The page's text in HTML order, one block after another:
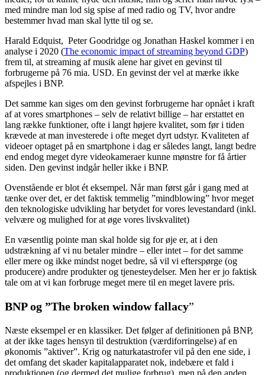
med mindre man lod sig spise af med radio og TV, hvor andre
bestemmer hvad man skal lytte til og se.
Harald Edquist, Peter Goodridge og Jonathan Haskel kommer i en
analyse i 2020 (The economic impact of streaming beyond GDP)
frem til, at streaming af musik alene har givet en gevinst til
forbrugerne på 76 mia. USD. En gevinst der vel at mærke ikke
afspejles i BNP.
Det samme kan siges om den gevinst forbrugerne har opnået i kraft
af at vores smartphones – selv de relativt billige – har erstattet en
lang række funktioner, ofte i langt højere kvalitet, som før i tiden
krævede at man investerede i ofte meget dyrt udstyr. Kvaliteten af
videoer optaget på en smartphone i dag er således langt, langt bedre
end endog meget dyre videokameraer kunne mønstre for få årtier
siden. Den gevinst indgår heller ikke i BNP.
Ovenstående er blot ét eksempel. Når man først går i gang med at
tænke over det, er det faktisk temmelig ”mindblowing” hvor meget
den teknologiske udvikling har betydet for vores levestandard (inkl.
velvære og mulighed for at øge vores livskvalitet)
En væsentlig pointe man skal holde sig for øje er, at i den
udstrækning af vi nu betaler mindre – eller intet – for det samme
eller mere og ikke mindst noget bedre, så vil vi efterspørge (og
producere) andre produkter og tjenesteydelser. Men her er jo faktisk
tale om at vi kan forbruge meget mere til en meget lavere pris.
BNP og ”The broken window fallacy”
Næste eksempel er en klassiker. Det følger af definitionen på BNP,
at der ikke tages hensyn til destruktion (værdiforringelse) af en
økonomis ”aktiver”. Krig og naturkatastrofer vil på den ene side, i
det omfang det skader kapitalapparatet nok, indebære et fald i